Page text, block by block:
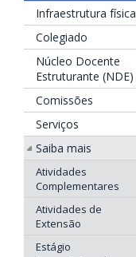
Infraestrutura física
Colegiado
Núcleo Docente
Estruturante (NDE)
Comissões
Serviços
Saiba mais
Atividades
Complementares
Atividades de
Extensão
Estágio